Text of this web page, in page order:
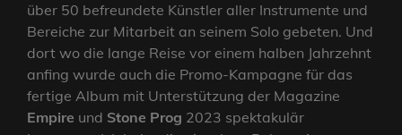
über 50 befreundete Künstler aller Instrumente und
Bereiche zur Mitarbeit an seinem Solo gebeten. Und
dort wo die lange Reise vor einem halben Jahrzehnt
anfing wurde auch die Promo-Kampagne für das
fertige Album mit Unterstützung der Magazine
Empire und Stone Prog 2023 spektakulär